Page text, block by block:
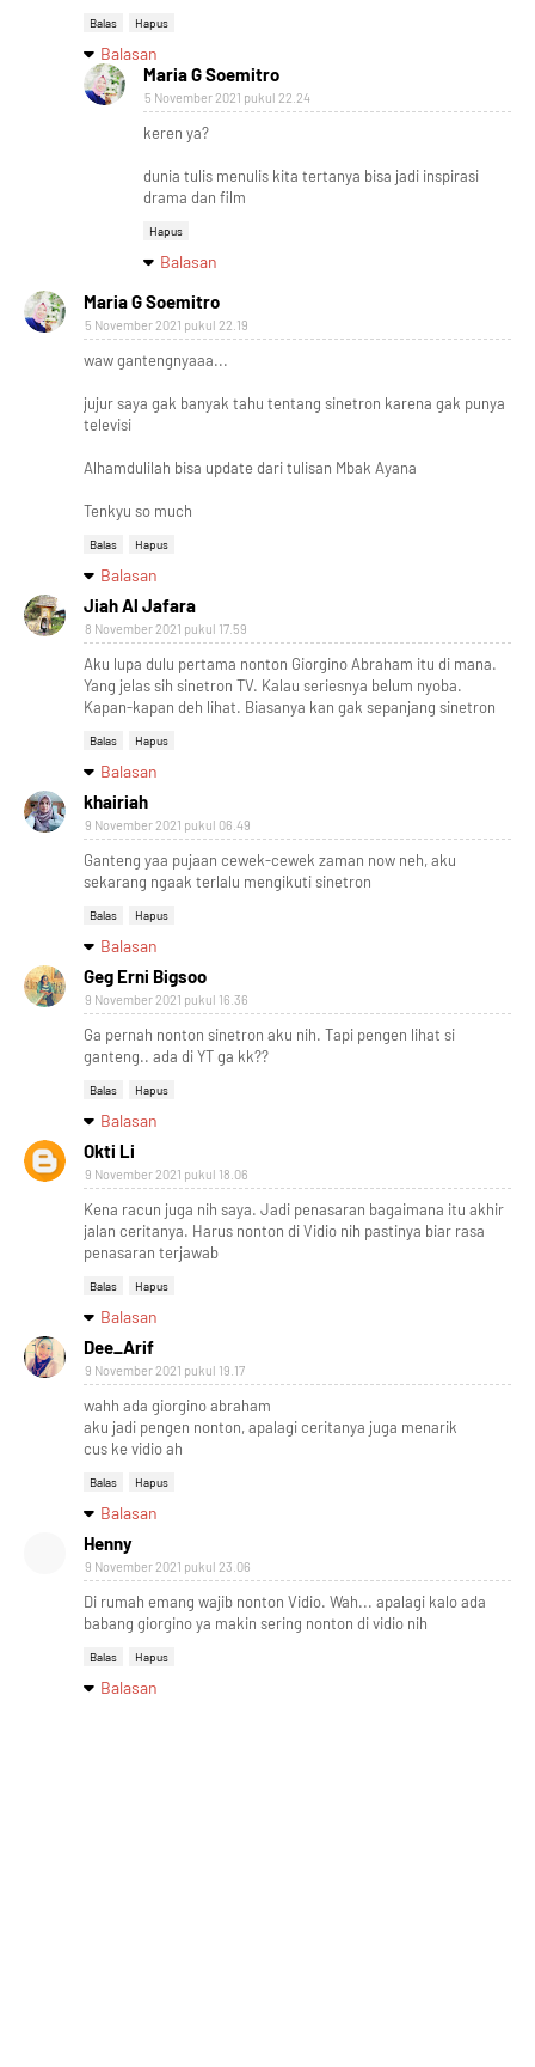
Balas Hapus
Balasan
Maria G Soemitro
5 November 2021 pukul 22.24
keren ya?
dunia tulis menulis kita tertanya bisa jadi inspirasi
drama dan film
Hapus
Balasan
Maria G Soemitro
5 November 2021 pukul 22.19
waw gantengnyaaa...
jujur saya gak banyak tahu tentang sinetron karena gak punya
televisi
Alhamdulilah bisa update dari tulisan Mbak Ayana
Tenkyu so much
Balas Hapus
Balasan
Jiah Al Jafara
8 November 2021 pukul 17.59
Aku lupa dulu pertama nonton Giorgino Abraham itu di mana.
Yang jelas sih sinetron TV. Kalau seriesnya belum nyoba.
Kapan-kapan deh lihat. Biasanya kan gak sepanjang sinetron
Balas Hapus
Balasan
khairiah
9 November 2021 pukul 06.49
Ganteng yaa pujaan cewek-cewek zaman now neh, aku
sekarang ngaak terlalu mengikuti sinetron
Balas Hapus
Balasan
Geg Erni Bigsoo
9 November 2021 pukul 16.36
Ga pernah nonton sinetron aku nih. Tapi pengen lihat si
ganteng.. ada di YT ga kk??
Balas Hapus
Balasan
Okti Li
9 November 2021 pukul 18.06
Kena racun juga nih saya. Jadi penasaran bagaimana itu akhir
jalan ceritanya. Harus nonton di Vidio nih pastinya biar rasa
penasaran terjawab
Balas Hapus
Balasan
Dee_Arif
9 November 2021 pukul 19.17
wahh ada giorgino abraham
aku jadi pengen nonton, apalagi ceritanya juga menarik
cus ke vidio ah
Balas Hapus
Balasan
Henny
9 November 2021 pukul 23.06
Di rumah emang wajib nonton Vidio. Wah... apalagi kalo ada
babang giorgino ya makin sering nonton di vidio nih
Balas Hapus
Balasan